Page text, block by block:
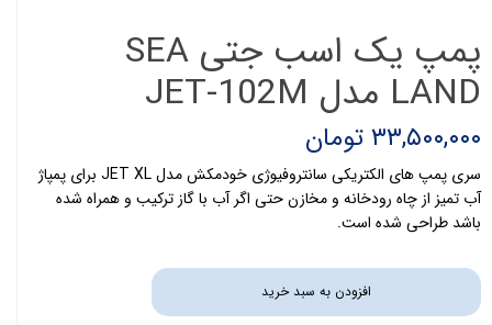
پمپ یک اسب جتی SEA
LAND مدل JET-102M
۳۳,۵۰۰,۰۰۰ تومان
سری پمپ های الکتریکی سانتروفیوژی خودمکش مدل JET XL برای پمپاژ
آب تمیز از چاه رودخانه و مخازن حتی اگر آب با گاز ترکیب و همراه شده
باشد طراحی شده است.
افزودن به سبد خرید